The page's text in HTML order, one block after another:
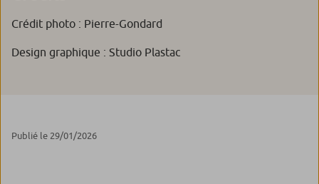
Crédit photo : Pierre-Gondard
Design graphique : Studio Plastac
Publié le 29/01/2026